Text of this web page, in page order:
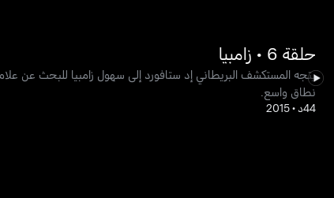
حلقة 6 • زامبيا
يتجه المستكشف البريطاني إد ستافورد إلى سهول زامبيا للبحث عن
نطاق واسع.
44د •
2015